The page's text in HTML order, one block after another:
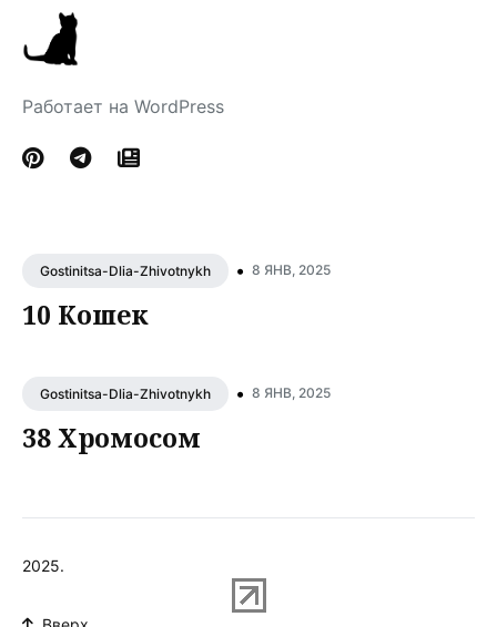
Работает на WordPress
Gostinitsa-Dlia-Zhivotnykh • 8 ЯНВ, 2025
10 Кошек
Gostinitsa-Dlia-Zhivotnykh • 8 ЯНВ, 2025
38 Хромосом
2025.